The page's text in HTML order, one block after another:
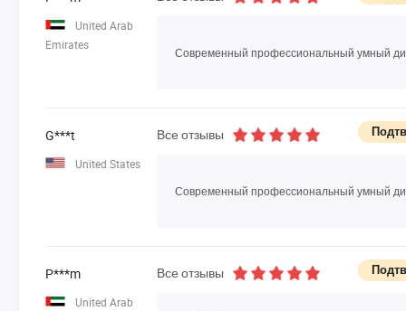
United Arab
Emirates
Современный профессиональный умный
G***t
United States
Все отзывы
Современный профессиональный умный
P***m
United Arab
Все отзывы